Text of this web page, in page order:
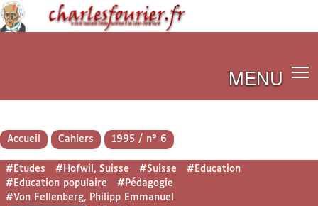
MENU
Accueil Cahiers 1995 / n° 6
#Etudes #Hofwil, Suisse #Suisse
#Education
#Education populaire
#Pédagogie
#Von Fellenberg, Philipp Emmanuel